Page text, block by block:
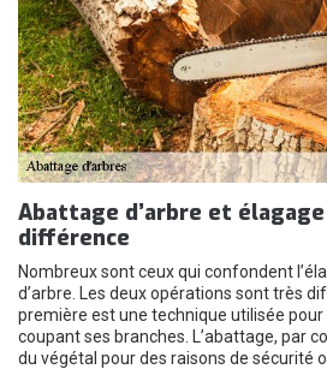
Abattage d’arbre et
différence
Nombreux sont ceux qui confondent
d’arbre. Les deux opérations sont très
première est une technique utilisée pour
coupant ses branches. L’abattage, par
du végétal pour des raisons de sécurité